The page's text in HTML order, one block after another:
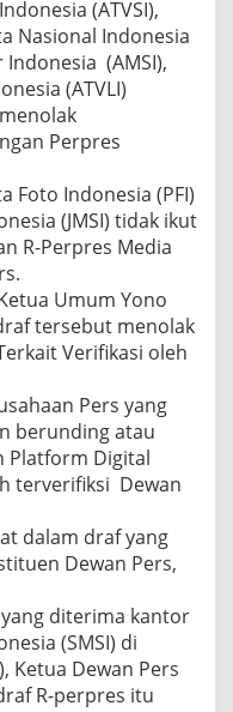
(ATVSI),
Nasional Indonesia
Indonesia (AMSI),
(ATVLI)
Perpres
Foto Indonesia (PFI)
(JMSI) tidak ikut
R-Perpres Media
Umum Yono
tersebut menolak
Verifikasi oleh
Pers yang
berunding atau
Platform Digital
terverifiksi Dewan
dalam draf yang
Dewan Pers,
diterima kantor
(SMSI) di
Ketua Dewan Pers
R-perpres itu